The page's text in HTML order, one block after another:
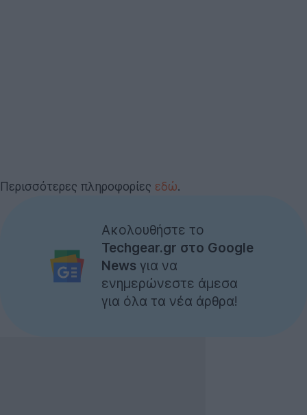
Περισσότερες πληροφορίες εδώ.
Ακολουθήστε το
Techgear.gr στο Google
News για να
ενημερώνεστε άμεσα
για όλα τα νέα άρθρα!